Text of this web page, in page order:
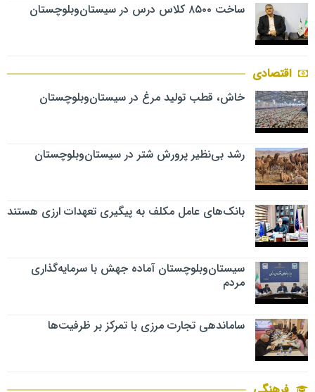
ساخت ۸۵۰۰ کلاس درس در سیستان‌وبلوچستان
اقتصادی
خاش، قطب تولید مرغ در سیستان‌وبلوچستان
رشد بی‌نظیر پرورش شتر در سیستان‌وبلوچستان
بانک‌های عامل مکلف به پیگیری تعهدات ارزی هستند
سیستان‌وبلوچستان آماده جهش با سرمایه‌گذاری
مردم
ساماندهی تجارت مرزی با تمرکز بر ظرفیت‌ها